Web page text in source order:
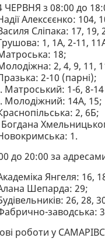
ЧЕРВНЯ з 08:00 до
Алексєєнко: 104,
Сліпака: 17, 19,
1, 1А, 2-11,
18;
2, 4, 9, 11,
2-10 (парні);
Матроський: 1-6, 8-14
Молодіжний: 14А, 15;
2, 6Б;
1.
до 20:00 за
Янгеля: 16,
Шепарда: 29;
26, 28,
заводська:
роботи у